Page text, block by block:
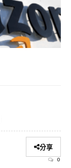
分享
0